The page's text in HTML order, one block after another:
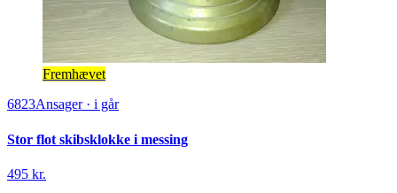
Fremhævet
6823Ansager· i går
Stor flot skibsklokke i messing
495 kr.